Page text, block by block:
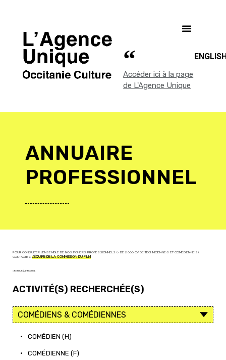
Accéder ici à la page
de L'Agence Unique
ANNUAIRE
PROFESSIONNEL
POUR CONSULTER L'ENSEMBLE DE NOS FICHIERS PROFESSIONNELS (+ DE 2 000 CV DE TECHNICIEN·NE·S ET COMÉDIEN·NE·S),
CONTACTEZ L'ÉQUIPE DE LA COMMISSION DU FILM
< RETOUR À L'ACCUEIL
ACTIVITÉ(S) RECHERCHÉE(S)
• COMÉDIEN (H)
• COMÉDIENNE (F)